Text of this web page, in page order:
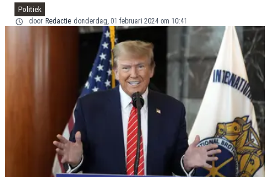
Politiek
door Redactie donderdag, 01 februari 2024 om 10:41